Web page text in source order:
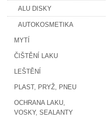
ALU DISKY
AUTOKOSMETIKA
MYTÍ
ČIŠTĚNÍ LAKU
LEŠTĚNÍ
PLAST, PRYŽ, PNEU
OCHRANA LAKU,
VOSKY, SEALANTY